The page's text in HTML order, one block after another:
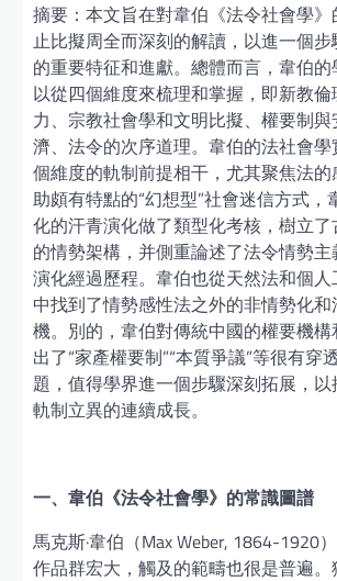
摘要：本文旨在對韋伯《法令社會學
止比擬周全而深刻的解讀，以進一個
的重要特征和進獻。總體而言，韋伯
以從四個維度來梳理和掌握，即新教
力、宗教社會學和文明比擬、權要制
濟、法令的次序道理。韋伯的法社會
個維度的軌制前提相干，尤其聚焦法
助頗有特點的“幻想型”社會迷信方式，
化的汗青演化做了類型化考核，樹立
的情勢架構，并側重論述了法令情勢
演化經過歷程。韋伯也從天然法和個
中找到了情勢感性法之外的非情勢化
機。別的，韋伯對傳統中國的權要機
出了“家產權要制”“本質爭議”等很有穿
題，值得學界進一個步驟深刻拓展，
軌制立異的連續成長。
一、韋伯《法令社會學》的常識圖譜
馬克斯·韋伯（Max Weber, 1864-1920
作品群宏大，觸及的範疇也很是普遍